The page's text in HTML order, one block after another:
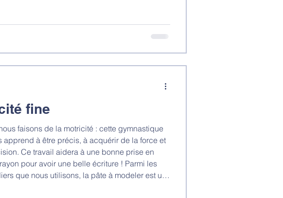
fine
faisons de la motricité : cette gymnastique
apprend à être précis, à acquérir de la force et
Ce travail aidera à une bonne prise en
pour avoir une belle écriture ! Parmi les
que nous utilisons, la pâte à modeler est un